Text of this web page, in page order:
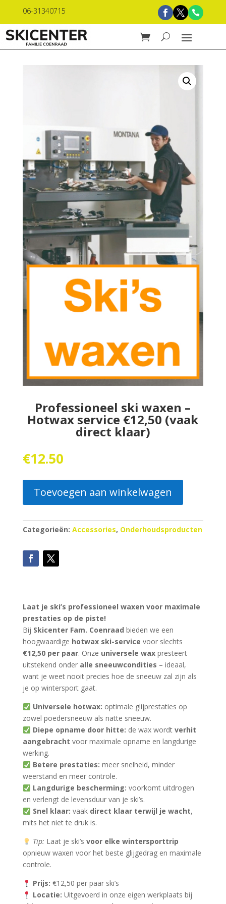
06-31340715
Professioneel ski waxen –
Hotwax service €12,50 (vaak
direct klaar)
€12.50
Toevoegen aan winkelwagen
Categorieën: Accessories, Onderhoudsproducten
Laat je ski’s professioneel waxen voor maximale
prestaties op de piste!
Bij Skicenter Fam. Coenraad bieden we een
hoogwaardige hotwax ski-service voor slechts
€12,50 per paar. Onze universele waxpresteert
uitstekend onder alle sneeuwcondities – ideaal,
want je weet nooit precies hoe de sneeuw zal zijn als
je op wintersport gaat.
Universele hotwax: optimale glijprestaties op
zowel poedersneeuw als natte sneeuw.
Diepe opname door hitte: de wax wordt verhit
aangebracht voor maximale opname en langdurige
werking.
Betere prestaties: meer snelheid, minder
weerstand en meer controle.
Langdurige bescherming: voorkomt uitdrogen
en verlengt de levensduur van je ski’s.
Snel klaar: vaak direct klaar terwijl je wacht,
mits het niet te druk is.
Tip: Laat je ski’s voor elke wintersporttrip
opnieuw waxen voor het beste glijgedrag en maximale
controle.
Prijs: €12,50 per paar ski’s
Locatie: Uitgevoerd in onze eigen werkplaats bij